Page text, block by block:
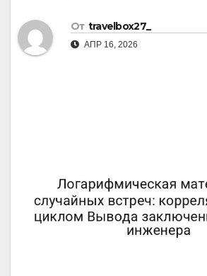
От travelbox27_
АПР 16, 2026